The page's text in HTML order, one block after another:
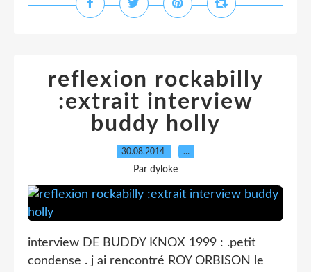
reflexion rockabilly
:extrait interview
buddy holly
30.08.2014 …
Par dyloke
interview DE BUDDY KNOX 1999 : .petit
condense . j ai rencontré ROY ORBISON le